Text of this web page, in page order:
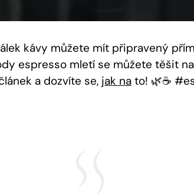
kávy můžete mít připravený
espresso mletí se můžete těšit
a dozvíte se, jak na to! 🌿☕️